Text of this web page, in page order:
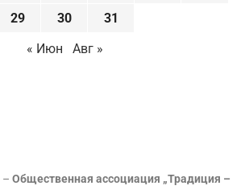
29 30
31
« Июн
Авг »
– Общественная ассоциация „Традиция –